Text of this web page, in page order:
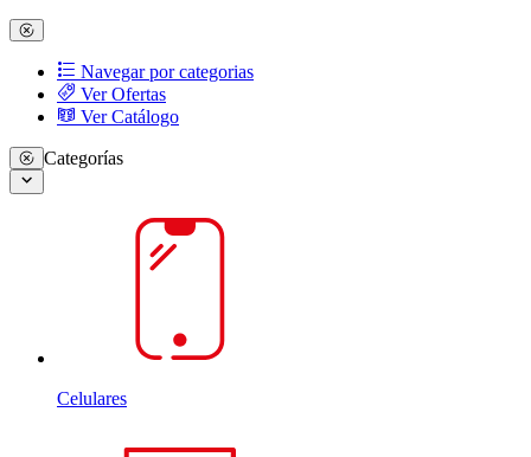
Navegar por categorias
Ver Ofertas
Ver Catálogo
Categorías
Celulares